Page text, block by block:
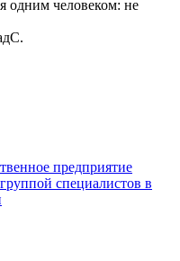
одним человеком: не
предприятие
специалистов в